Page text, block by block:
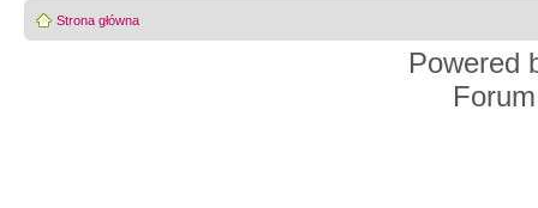
Strona główna
Powered